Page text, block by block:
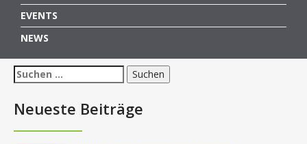
EVENTS
NEWS
Suchen
nach:
Neueste Beiträge